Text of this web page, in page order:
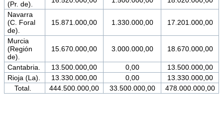
(Pr. de).
Navarra
(C. Foral
de).
15.871.000,00 1.330.000,00 17.201.000,00
Murcia
(Región
de).
15.670.000,00 3.000.000,00 18.670.000,00
Cantabria. 13.500.000,00 0,00
13.500.000,00
Rioja (La).
13.330.000,00 0,00
13.330.000,00
Total.
444.500.000,00 33.500.000,00 478.000.000,00